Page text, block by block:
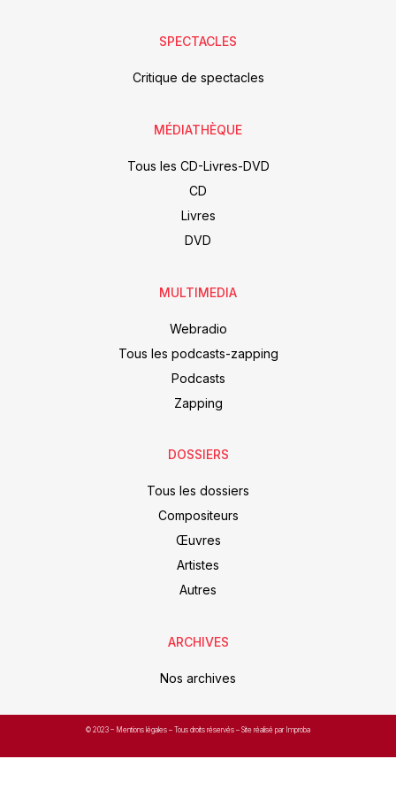
SPECTACLES
Critique de spectacles
MÉDIATHÈQUE
Tous les CD-Livres-DVD
CD
Livres
DVD
MULTIMEDIA
Webradio
Tous les podcasts-zapping
Podcasts
Zapping
DOSSIERS
Tous les dossiers
Compositeurs
Œuvres
Artistes
Autres
ARCHIVES
Nos archives
© 2023 – Mentions légales – Tous droits réservés – Site réalisé par Improba